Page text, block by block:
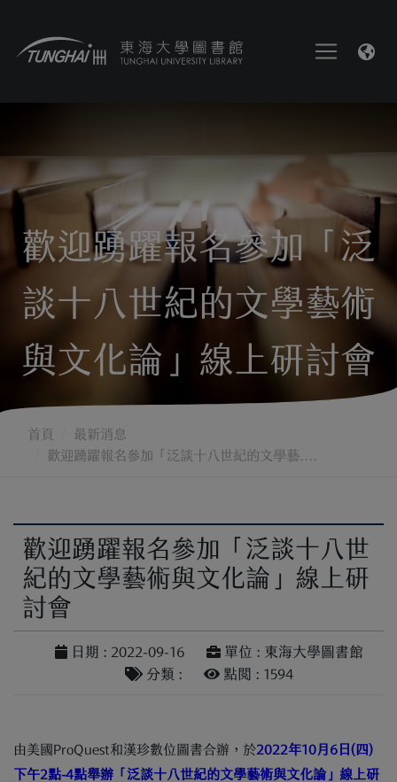
歡迎踴躍報名參加「泛
談十八世紀的文學藝術
與文化論」線上研討會
首頁
最新消息
歡迎踴躍報名參加「泛談十八世紀的文學藝....
歡迎踴躍報名參加「泛談十八世
紀的文學藝術與文化論」線上研
討會
日期 : 2022-09-16
單位 : 東海大學圖書館
分類 :
點閱 : 1594
由美國ProQuest和漢珍數位圖書合辦，於2022年10月6 日 ( 四 )
下午2點-4點舉辦「泛談十八世紀的文學藝術與文化論」線上研